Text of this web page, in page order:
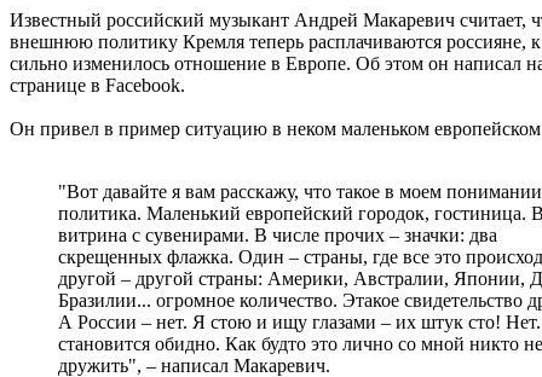
Известный российский музыкант Андрей Макаревич считает,
внешнюю политику Кремля теперь расплачиваются россияне,
сильно изменилось отношение в Европе. Об этом он написал
странице в Facebook.
Он привел в пример ситуацию в неком маленьком европейском
"Вот давайте я вам расскажу, что такое в моем понимании
политика. Маленький европейский городок, гостиница.
витрина с сувенирами. В числе прочих – значки: два
скрещенных флажка. Один – страны, где все это
другой – другой страны: Америки, Австралии, Японии,
Бразилии... огромное количество. Этакое свидетельство
А России – нет. Я стою и ищу глазами – их штук сто!
становится обидно. Как будто это лично со мной никто
дружить", – написал Макаревич.